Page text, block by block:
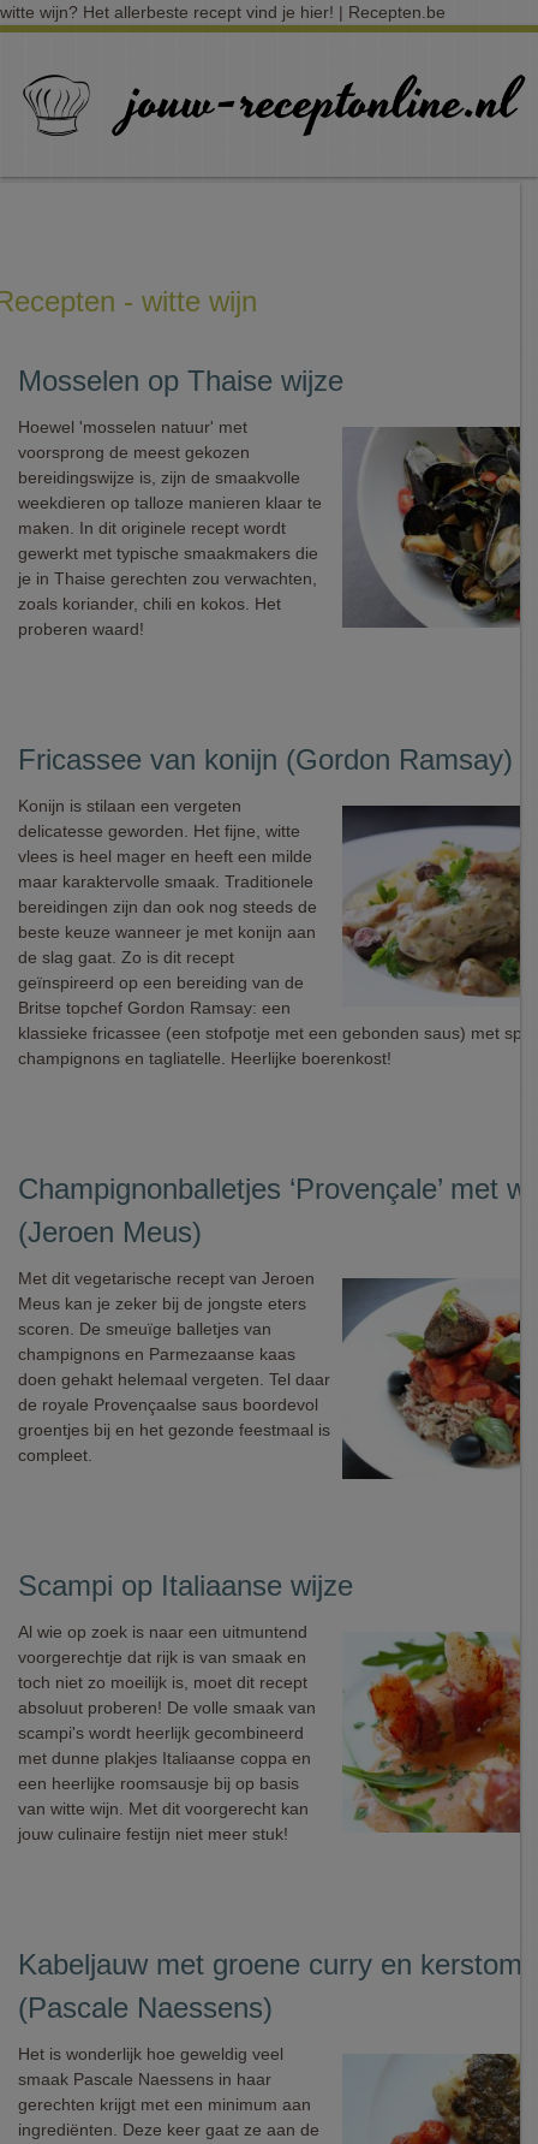
witte wijn? Het allerbeste recept vind je hier! | Recepten.be
- witte wijn
Mosselen op Thaise wijze
Hoewel 'mosselen natuur' met
voorsprong de meest gekozen
bereidingswijze is, zijn de smaakvolle
weekdieren op talloze manieren klaar te
maken. In dit originele recept wordt
gewerkt met typische smaakmakers die
je in Thaise gerechten zou verwachten,
zoals koriander, chili en kokos. Het
proberen waard!
Fricassee van konijn (Gordon Ramsay)
Konijn is stilaan een vergeten
delicatesse geworden. Het fijne, witte
vlees is heel mager en heeft een milde
maar karaktervolle smaak. Traditionele
bereidingen zijn dan ook nog steeds de
beste keuze wanneer je met konijn aan
de slag gaat. Zo is dit recept
geïnspireerd op een bereiding van de
Britse topchef Gordon Ramsay: een
klassieke fricassee (een stofpotje met een gebonden saus) met
champignons en tagliatelle. Heerlijke boerenkost!
Champignonballetjes ‘Provençale’ met
(Jeroen Meus)
Met dit vegetarische recept van Jeroen
Meus kan je zeker bij de jongste eters
scoren. De smeuïge balletjes van
champignons en Parmezaanse kaas
doen gehakt helemaal vergeten. Tel daar
de royale Provençaalse saus boordevol
groentjes bij en het gezonde feestmaal is
compleet.
Scampi op Italiaanse wijze
Al wie op zoek is naar een uitmuntend
voorgerechtje dat rijk is van smaak en
toch niet zo moeilijk is, moet dit recept
absoluut proberen! De volle smaak van
scampi's wordt heerlijk gecombineerd
met dunne plakjes Italiaanse coppa en
een heerlijke roomsausje bij op basis
van witte wijn. Met dit voorgerecht kan
jouw culinaire festijn niet meer stuk!
Kabeljauw met groene curry en
(Pascale Naessens)
Het is wonderlijk hoe geweldig veel
smaak Pascale Naessens in haar
gerechten krijgt met een minimum aan
ingrediënten. Deze keer gaat ze aan de